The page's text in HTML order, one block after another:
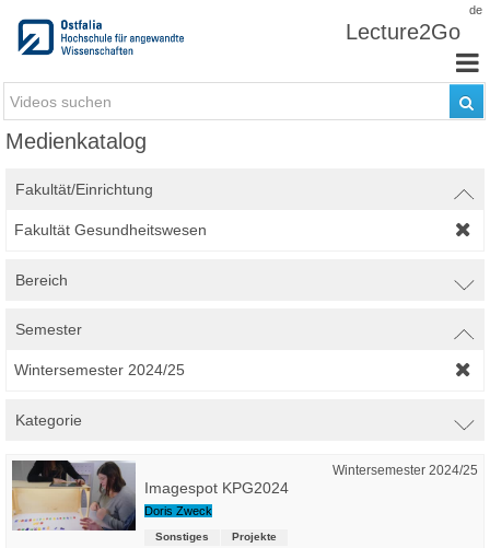
de
Lecture2Go
Medienkatalog
Fakultät/Einrichtung
Fakultät Gesundheitswesen
Bereich
Semester
Wintersemester 2024/25
Kategorie
Wintersemester 2024/25
Imagespot KPG2024
Doris Zweck
Sonstiges Projekte